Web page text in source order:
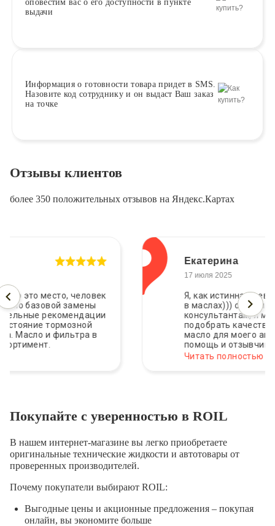
оповестим вас о его доступности в пункте
выдачи
Информация о готовности товара придет в SMS.
Назовите код сотруднику и он выдаст Ваш заказ
на точке
Отзывы клиентов
более 350 положительных отзывов на Яндекс.Картах
Екатерина
Я, как истинная девушка, ничего не понимаю
в маслах))) обратилась за помощью к
консультантам, и мне оперативно помогли
подобрать качественное и бюджетное
масло для моего автомобиля. Благодарю за
Покупайте с уверенностью в ROIL
В нашем интернет-магазине вы легко приобретаете
оригинальные технические жидкости и автотовары от
проверенных производителей.
Почему покупатели выбирают ROIL:
Выгодные цены и акционные предложения – покупая
онлайн, вы экономите больше